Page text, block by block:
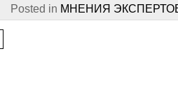
Posted in МНЕНИЯ